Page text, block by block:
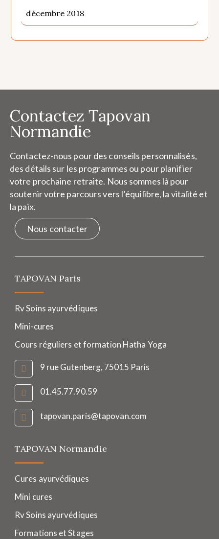
décembre 2018
Contactez Tapovan
Normandie
Contactez-nous pour des conseils personnalisés,
des détails sur les programmes ou pour planifier
votre prochaine retraite. Nous sommes là pour
soutenir votre parcours vers l’équilibre, la vitalité et
la paix.
Nous contacter
TAPOVAN Paris
Rv Soins ayurvédiques
Mini-cures
Cours réguliers et formation Hatha Yoga
9 rue Gutenberg, 75015 Paris
01.45.77.90.59
tapovan.paris@tapovan.com
TAPOVAN Normandie
Cures ayurvédiques
Mini cures
Rv Soins ayurvédiques
Formations et Stages